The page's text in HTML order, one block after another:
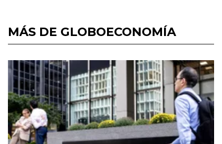
MÁS DE GLOBOECONOMÍA